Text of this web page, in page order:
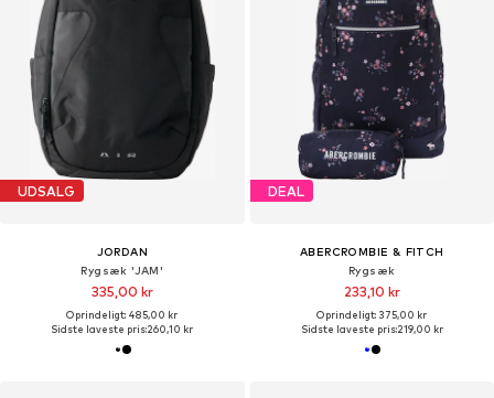
UDSALG
JORDAN
Rygsæk 'JAM'
335,00 kr
Oprindeligt: 485,00 kr
Sidste laveste pris:260,10 kr
DEAL
ABERCROMBIE & FITCH
Rygsæk
233,10 kr
Oprindeligt: 375,00 kr
Sidste laveste pris:219,00 kr